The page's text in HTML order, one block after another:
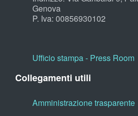
Genova
P. Iva: 00856930102
Ufficio stampa - Press Room
Collegamenti utili
Amministrazione trasparente